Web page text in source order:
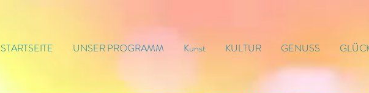
STARTSEITE UNSER PROGRAMM Kunst KULTUR GENUSS